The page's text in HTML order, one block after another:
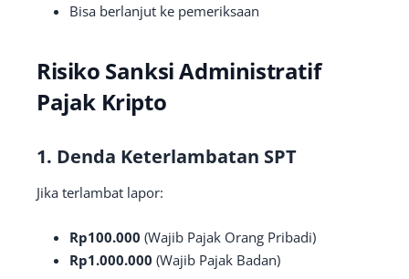
Bisa berlanjut ke pemeriksaan
Risiko Sanksi Administratif
Pajak Kripto
1. Denda Keterlambatan SPT
Jika terlambat lapor:
Rp100.000 (Wajib Pajak Orang Pribadi)
Rp1.000.000 (Wajib Pajak Badan)